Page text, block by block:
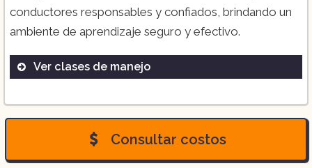
conductores responsables y confiados, brindando un
ambiente de aprendizaje seguro y efectivo.
Ver clases de manejo
Curso Basico 5 hrs
Curso Medio 7 hrsConsultar costos